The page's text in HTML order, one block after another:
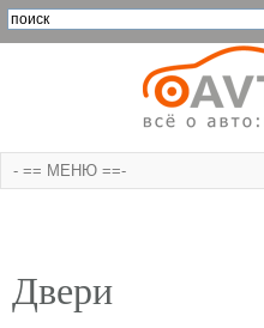
Двери